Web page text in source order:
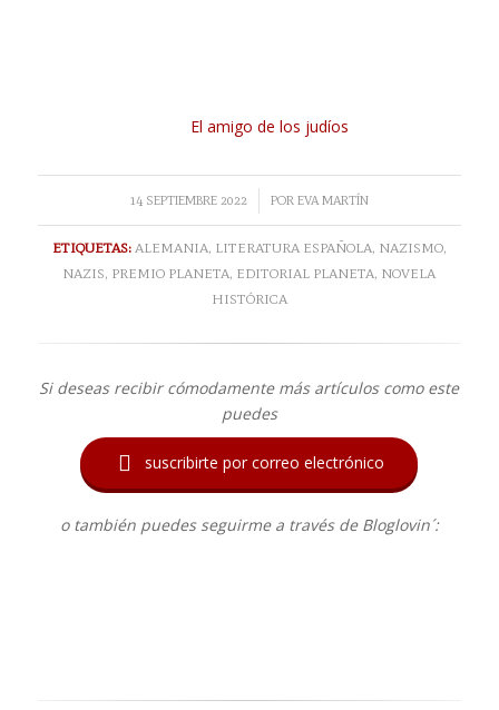
El amigo de los judíos
14 SEPTIEMBRE 2022
/ POREVA MARTÍN
ETIQUETAS: ALEMANIA, LITERATURA ESPAÑOLA, NAZISMO,
NAZIS, PREMIO PLANETA, EDITORIAL PLANETA, NOVELA
HISTÓRICA
Si deseas recibir cómodamente más artículos como este
puedes
 suscribirte por correo electrónico
o también puedes seguirme a través de Bloglovin´: